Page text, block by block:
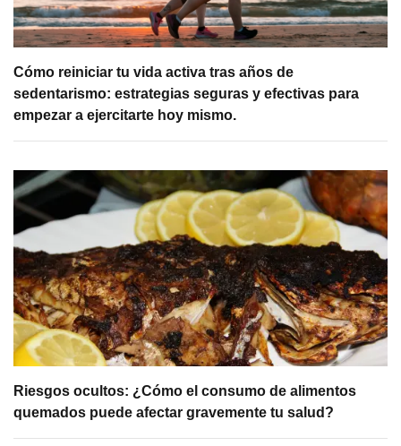
Cómo reiniciar tu vida activa tras años de
sedentarismo: estrategias seguras y efectivas para
empezar a ejercitarte hoy mismo.
Riesgos ocultos: ¿Cómo el consumo de alimentos
quemados puede afectar gravemente tu salud?